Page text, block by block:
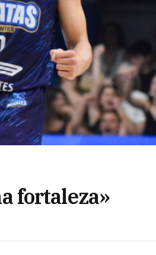
fortaleza»